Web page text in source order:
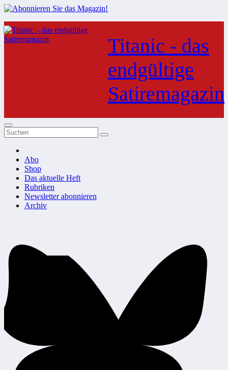
Zum
Inhalt
springen
Titanic - das
endgültige
Satiremagazin
Abo
Shop
Das aktuelle Heft
Rubriken
Newsletter abonnieren
Archiv